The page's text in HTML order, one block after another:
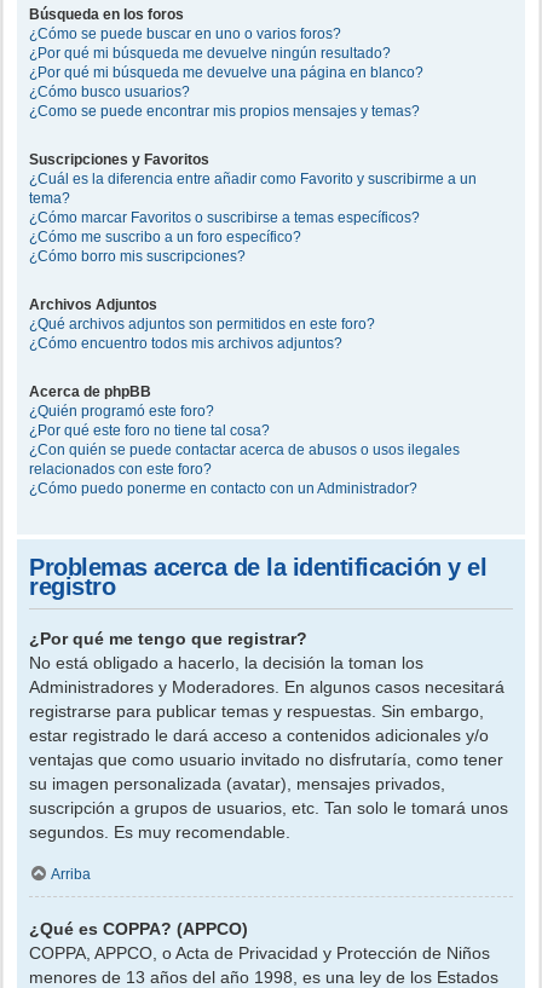
Búsqueda en los foros
¿Cómo se puede buscar en uno o varios foros?
¿Por qué mi búsqueda me devuelve ningún resultado?
¿Por qué mi búsqueda me devuelve una página en blanco?
¿Cómo busco usuarios?
¿Como se puede encontrar mis propios mensajes y temas?
Suscripciones y Favoritos
¿Cuál es la diferencia entre añadir como Favorito y suscribirme a un
tema?
¿Cómo marcar Favoritos o suscribirse a temas específicos?
¿Cómo me suscribo a un foro específico?
¿Cómo borro mis suscripciones?
Archivos Adjuntos
¿Qué archivos adjuntos son permitidos en este foro?
¿Cómo encuentro todos mis archivos adjuntos?
Acerca de phpBB
¿Quién programó este foro?
¿Por qué este foro no tiene tal cosa?
¿Con quién se puede contactar acerca de abusos o usos ilegales
relacionados con este foro?
¿Cómo puedo ponerme en contacto con un Administrador?
Problemas acerca de la identificación y el
registro
¿Por qué me tengo que registrar?
No está obligado a hacerlo, la decisión la toman los
Administradores y Moderadores. En algunos casos necesitará
registrarse para publicar temas y respuestas. Sin embargo,
estar registrado le dará acceso a contenidos adicionales y/o
ventajas que como usuario invitado no disfrutaría, como tener
su imagen personalizada (avatar), mensajes privados,
suscripción a grupos de usuarios, etc. Tan solo le tomará unos
segundos. Es muy recomendable.
Arriba
¿Qué es COPPA? (APPCO)
COPPA, APPCO, o Acta de Privacidad y Protección de Niños
menores de 13 años del año 1998, es una ley de los Estados